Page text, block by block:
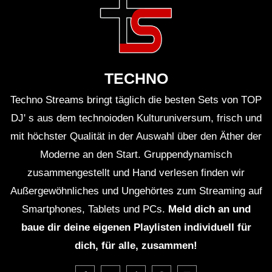
Wie war die Atmosphäre während des
Die Atmosphäre war euphorisch und energiegeladen,
alle tanzten und feierten gemeinsam.
Gibt es eine Playlist für das Set?
Ja, die Setlist ist auf der Boiler Room-Website
verfügbar und umfasst viele Titel von Hoffstadt und
seinen Einflüssen.
Faktisches
Marlon Hoffstadt hat 2020 sein erstes Album
veröffentlicht, welches sofort in den Charts
TECHNO
Techno Streams bringt täglich die besten Sets von TOP
DJ' s aus dem technoioden Kulturuniversum, frisch und
mit höchster Qualität in der Auswahl über den Äther der
Moderne an den Start. Gruppendynamisch
zusammengestellt und Hand verlesen finden wir
Außergewöhnliches und Ungehörtes zum Streaming auf
Smartphones, Tablets und PCs. Meld dich an und
baue dir deine eigenen Playlisten individuell für
dich, für alle, zusammen!